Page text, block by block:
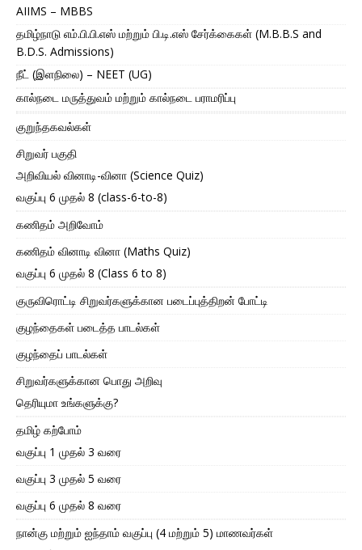
AIIMS – MBBS
தமிழ்நாடு எம்.பி.பி.எஸ் மற்றும் பி.டி.எஸ் சேர்க்கைகள் (M.B.B.S and
B.D.S. Admissions)
நீட் (இளநிலை) – NEET (UG)
கால்நடை மருத்துவம் மற்றும் கால்நடை பராமரிப்பு
குறுந்தகவல்கள்
சிறுவர் பகுதி
அறிவியல் வினாடி-வினா (Science Quiz)
வகுப்பு 6 முதல் 8 (class-6-to-8)
கணிதம் அறிவோம்
கணிதம் வினாடி வினா (Maths Quiz)
வகுப்பு 6 முதல் 8 (Class 6 to 8)
குருவிரொட்டி சிறுவர்களுக்கான படைப்புத்திறன் போட்டி
குழந்தைகள் படைத்த பாடல்கள்
குழந்தைப் பாடல்கள்
சிறுவர்களுக்கான பொது அறிவு
தெரியுமா உங்களுக்கு?
தமிழ் கற்போம்
வகுப்பு 1 முதல் 3 வரை
வகுப்பு 3 முதல் 5 வரை
வகுப்பு 6 முதல் 8 வரை
நான்கு மற்றும் ஐந்தாம் வகுப்பு (4 மற்றும் 5) மாணவர்கள்